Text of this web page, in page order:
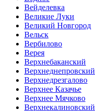
Вейделевка
Великие Луки
Великий Новгород
Вельск
Вербилово
Верея
Верхнебаканский
Верхнеднепровский
Верхнедрезгалово
Верхнее Казачье
Верхнее Мячково
Верхнекалиновский